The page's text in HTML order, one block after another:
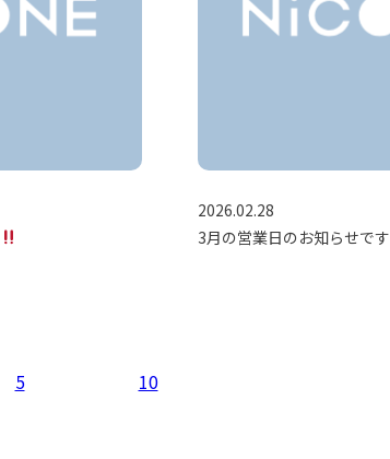
2026.02.28
3月の営業日のお知らせです
5 10